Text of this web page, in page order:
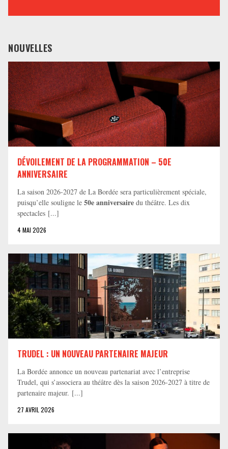
NOUVELLES
DÉVOILEMENT DE LA PROGRAMMATION – 50E
ANNIVERSAIRE
La saison 2026-2027 de La Bordée sera particulièrement spéciale,
puisqu’elle souligne le 50e anniversaire du théâtre. Les dix
spectacles [...]
4 MAI 2026
TRUDEL : UN NOUVEAU PARTENAIRE MAJEUR
La Bordée annonce un nouveau partenariat avec l’entreprise
Trudel, qui s’associera au théâtre dès la saison 2026-2027 à titre de
partenaire majeur. [...]
27 AVRIL 2026